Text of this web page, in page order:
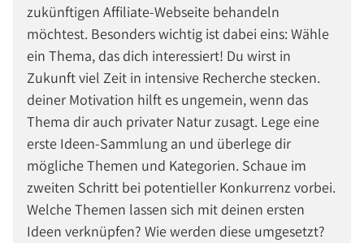
zukünftigen Affiliate-Webseite behandeln
möchtest. Besonders wichtig ist dabei eins: Wähle
ein Thema, das dich interessiert! Du wirst in
Zukunft viel Zeit in intensive Recherche stecken.
deiner Motivation hilft es ungemein, wenn das
Thema dir auch privater Natur zusagt. Lege eine
erste Ideen-Sammlung an und überlege dir
mögliche Themen und Kategorien. Schaue im
zweiten Schritt bei potentieller Konkurrenz vorbei.
Welche Themen lassen sich mit deinen ersten
Ideen verknüpfen? Wie werden diese umgesetzt?